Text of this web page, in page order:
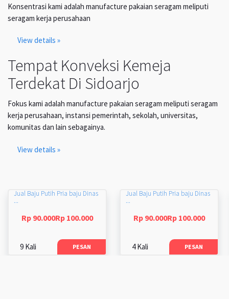
Konsentrasi kami adalah manufacture pakaian seragam meliputi
seragam kerja perusahaan
View details »
Tempat Konveksi Kemeja
Terdekat Di Sidoarjo
Fokus kami adalah manufacture pakaian seragam meliputi seragam
kerja perusahaan, instansi pemerintah, sekolah, universitas,
komunitas dan lain sebagainya.
View details »
Jual Baju Putih Pria baju Dinas
...
Rp 90.000Rp 100.000
9 Kali PESAN
Jual Baju Putih Pria baju Dinas
...
Rp 90.000Rp 100.000
4 Kali PESAN